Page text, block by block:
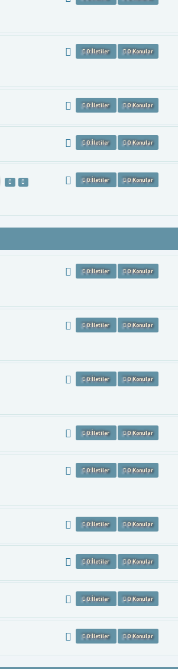
0: İletiler 0: Konular
0: İletiler 0: Konular
0: İletiler 0: Konular
0: İletiler 0: Konular
0: İletiler 0: Konular
0: İletiler 0: Konular
0: İletiler 0: Konular
0: İletiler 0: Konular
0: İletiler 0: Konular
0: İletiler 0: Konular
0: İletiler 0: Konular
0: İletiler 0: Konular
0: İletiler 0: Konular